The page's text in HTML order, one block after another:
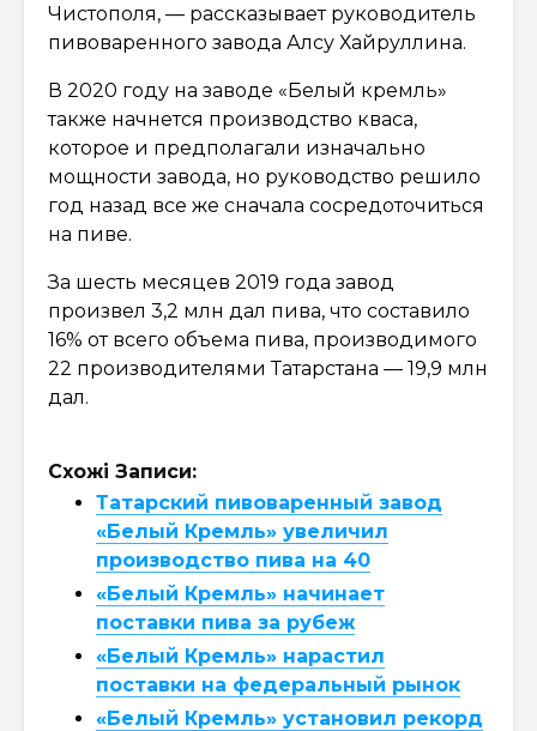
Чистополя, — рассказывает руководитель
пивоваренного завода Алсу Хайруллина.
В 2020 году на заводе «Белый кремль»
также начнется производство кваса,
которое и предполагали изначально
мощности завода, но руководство решило
год назад все же сначала сосредоточиться
на пиве.
За шесть месяцев 2019 года завод
произвел 3,2 млн дал пива, что составило
16% от всего объема пива, производимого
22 производителями Татарстана — 19,9 млн
дал.
Схожі Записи:
Татарский пивоваренный завод
«Белый Кремль» увеличил
производство пива на 40
«Белый Кремль» начинает
поставки пива за рубеж
«Белый Кремль» нарастил
поставки на федеральный рынок
«Белый Кремль» установил рекорд